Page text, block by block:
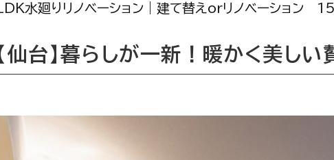
LDK水廻りリノベーション 建て替えorリノベーション
【仙台】暮らしが一新！暖かく美し